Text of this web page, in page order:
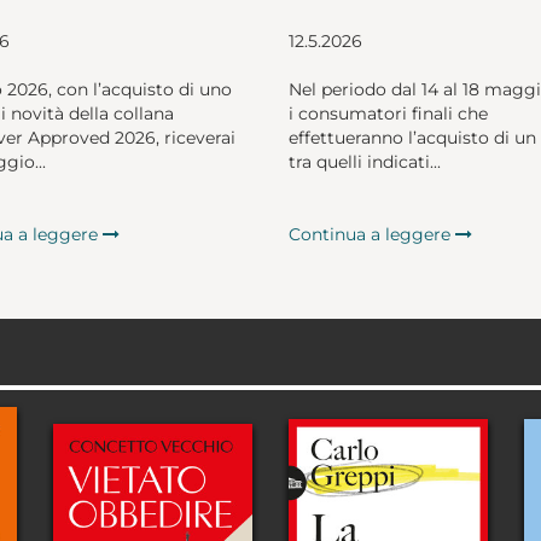
2026, con l’acquisto di uno
novità della collana
Approved 2026, riceverai
a leggere
12.5.2026
Nel periodo dal 14 al 18
i consumatori finali che
effettueranno l’acquisto di
tra quelli indicati...
Continua a leggere